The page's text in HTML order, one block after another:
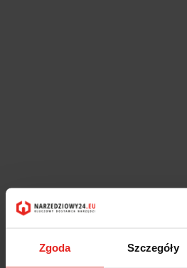
Zgoda Szczegóły